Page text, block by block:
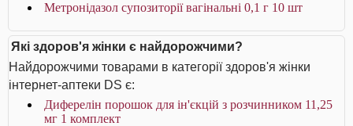
Метронідазол супозиторії вагінальні 0,1 г 10 шт
Які здоров'я жінки є найдорожчими?
Найдорожчими товарами в категорії здоров'я жінки
інтернет-аптеки DS є:
Диферелін порошок для ін'єкцій з розчинником 11,25
мг 1 комплект